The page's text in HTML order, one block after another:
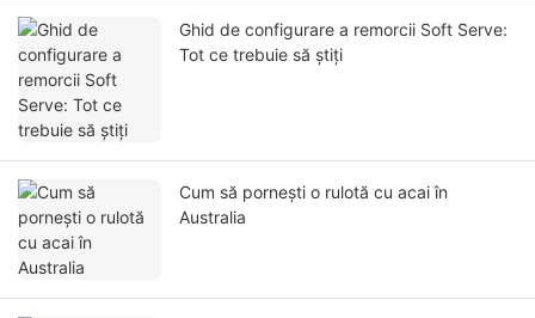
Ghid de configurare a remorcii Soft Serve:
Tot ce trebuie să știți
Cum să pornești o rulotă cu acai în
Australia